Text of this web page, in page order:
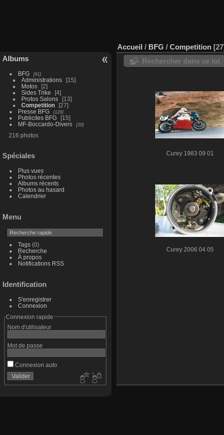
Albums
BFG 61
Administrations
15
Motos
2
Sides Trike
4
Protos Salons
13
Competition
27
Presse BFG
120
Publicites BFG
15
MF-Boccardo-Divers
20
216 photos
Spéciales
Plus vues
Photos récentes
Albums récents
Photos au hasard
Calendrier
Menu
Tags(0)
Recherche
À propos
Notifications RSS
Identification
S'enregistrer
Connexion
Connexion rapide
Nom d'utilisateur
Mot de passe
Connexion auto
Accueil / BFG / Competition 27
Rechercher dans ce lot
Curey 1983 09 01
Curey 2006 04 05